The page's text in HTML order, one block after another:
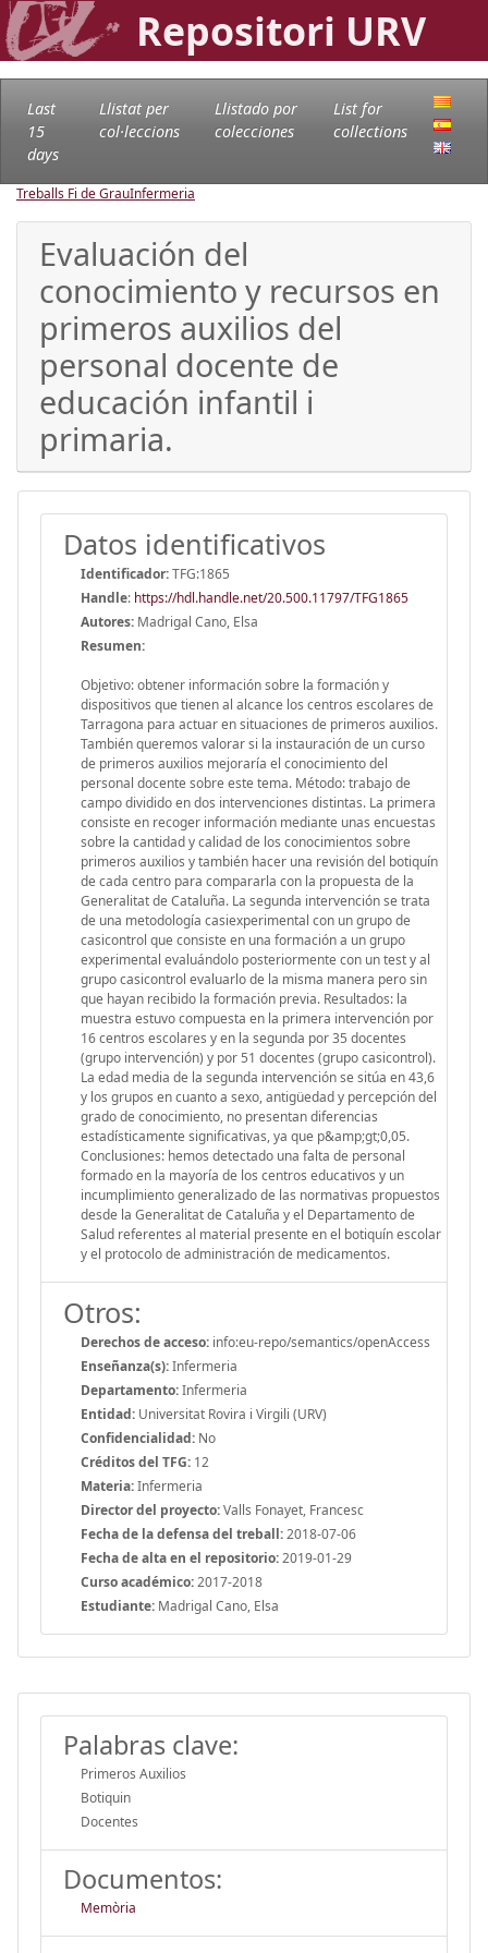
Repositori URV
Last
15
days
Llistat per
col·leccions
Llistado por
colecciones
List for
collections
Treballs Fi de GrauInfermeria
Evaluación del
conocimiento y recursos en
primeros auxilios del
personal docente de
educación infantil i
primaria.
Datos identificativos
Identificador:TFG:1865
Handle: https://hdl.handle.net/20.500.11797/TFG1865
Autores: Madrigal Cano, Elsa
Resumen:
Objetivo: obtener información sobre la formación y
dispositivos que tienen al alcance los centros escolares de
Tarragona para actuar en situaciones de primeros auxilios.
También queremos valorar si la instauración de un curso
de primeros auxilios mejoraría el conocimiento del
personal docente sobre este tema. Método: trabajo de
campo dividido en dos intervenciones distintas. La primera
consiste en recoger información mediante unas encuestas
sobre la cantidad y calidad de los conocimientos sobre
primeros auxilios y también hacer una revisión del botiquín
de cada centro para compararla con la propuesta de la
Generalitat de Cataluña. La segunda intervención se trata
de una metodología casiexperimental con un grupo de
casicontrol que consiste en una formación a un grupo
experimental evaluándolo posteriormente con un test y al
grupo casicontrol evaluarlo de la misma manera pero sin
que hayan recibido la formación previa. Resultados: la
muestra estuvo compuesta en la primera intervención por
16 centros escolares y en la segunda por 35 docentes
(grupo intervención) y por 51 docentes (grupo casicontrol).
La edad media de la segunda intervención se sitúa en 43,6
y los grupos en cuanto a sexo, antigüedad y percepción del
grado de conocimiento, no presentan diferencias
estadísticamente significativas, ya que p&amp;gt;0,05.
Conclusiones: hemos detectado una falta de personal
formado en la mayoría de los centros educativos y un
incumplimiento generalizado de las normativas propuestos
desde la Generalitat de Cataluña y el Departamento de
Salud referentes al material presente en el botiquín escolar
y el protocolo de administración de medicamentos.
Otros:
Derechos de acceso: info:eu-repo/semantics/openAccess
Enseñanza(s):Infermeria
Departamento:Infermeria
Entidad: Universitat Rovira i Virgili (URV)
Confidencialidad: No
Créditos del TFG: 12
Materia:Infermeria
Director del proyecto:Valls Fonayet, Francesc
Fecha de la defensa del treball:2018-07-06
Fecha de alta en el repositorio:2019-01-29
Curso académico:2017-2018
Estudiante: Madrigal Cano, Elsa
Palabras clave:
Primeros Auxilios
Botiquin
Docentes
Documentos:
Memòria